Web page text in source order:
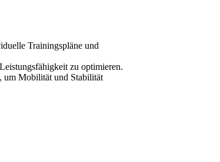
Trainingspläne und
zu optimieren.
um Mobilität und Stabilität